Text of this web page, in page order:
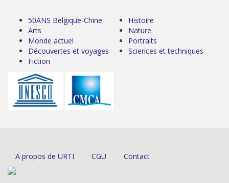
50ANS Belgique-Chine
Arts
Monde actuel
Découvertes et voyages
Fiction
Histoire
Nature
Portraits
Sciences et techniques
A propos de URTI CGU Contact